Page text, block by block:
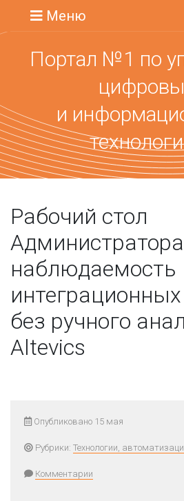
Меню
Портал №1 по
и
Рабочий стол
наблюдаемость
без ручного
Altevics
Опубликовано 15 мая
Рубрики: Технологии,
Комментарии